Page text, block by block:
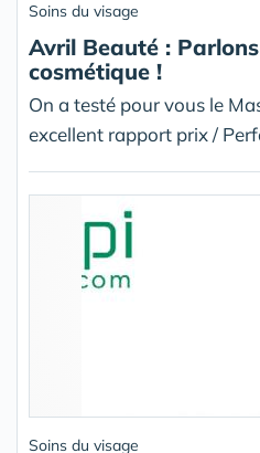
Soins du visage
Avril Beauté :
cosmétique !
On a testé pour vous le
excellent rapport prix /
Soins du visage